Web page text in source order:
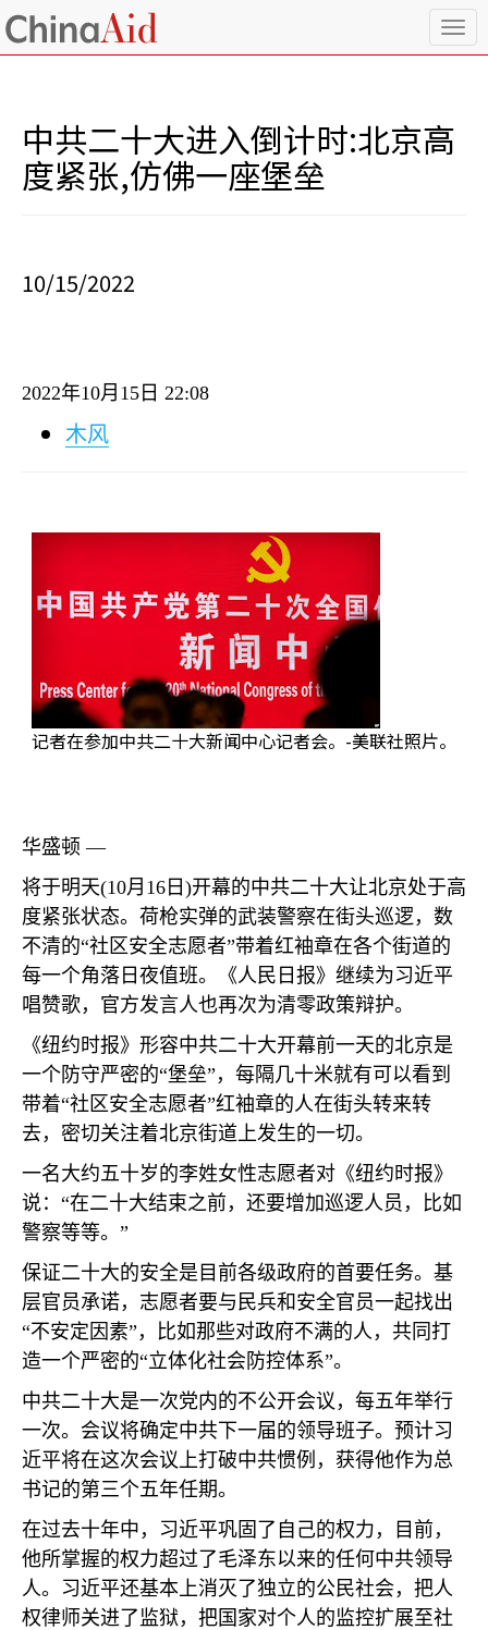
T
o
e
中共二十大进入倒计时:北京高
度紧张,仿佛一座堡垒
10/15/2022
2022年10月 15 日 22:08
木风
记者在参加中共二十大新闻中心记者会。-美联社照片。
华盛顿 —
将于明天(10月 16 日 )开幕的中共二十大让北京处于高
度紧张状态。荷枪实弹的武装警察在街头巡逻，数
不清的“社区安全志愿者”带着红袖章在各个街道的
每一个角落日夜值班。《人民日报》继续为习近平
唱赞歌，官方发言人也再次为清零政策辩护。
《纽约时报》形容中共二十大开幕前一天的北京是
一个防守严密的“堡垒”，每隔几十米就有可以看到
带着“社区安全志愿者”红袖章的人在街头转来转
去，密切关注着北京街道上发生的一切。
一名大约五十岁的李姓女性志愿者对《纽约时报》
说：“在二十大结束之前，还要增加巡逻人员，比如
警察等等。”
保证二十大的安全是目前各级政府的首要任务。基
层官员承诺，志愿者要与民兵和安全官员一起找出
“不安定因素”，比如那些对政府不满的人，共同打
造一个严密的“立体化社会防控体系”。
中共二十大是一次党内的不公开会议，每五年举行
一次。会议将确定中共下一届的领导班子。预计习
近平将在这次会议上打破中共惯例，获得他作为总
书记的第三个五年任期。
在过去十年中，习近平巩固了自己的权力，目前，
他所掌握的权力超过了毛泽东以来的任何中共领导
人。习近平还基本上消灭了独立的公民社会，把人
权律师关进了监狱，把国家对个人的监控扩展至社